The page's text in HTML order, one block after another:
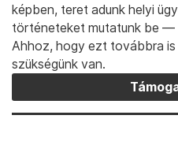
képben, teret adunk helyi
történeteket mutatunk be —
Ahhoz, hogy ezt továbbra is
szükségünk van.